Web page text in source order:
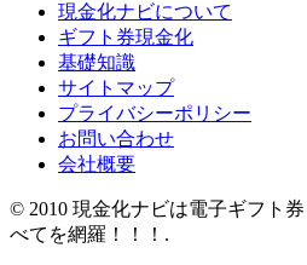
現金化ナビについて
ギフト券現金化
基礎知識
サイトマップ
プライバシーポリシー
お問い合わせ
会社概要
© 2010 現金化ナビは電子ギフト
べてを網羅！！！.